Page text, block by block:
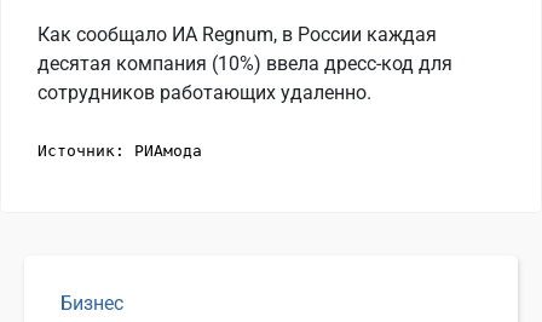
Как сообщало ИА Regnum, в России каждая
десятая компания (10%) ввела дресс-код для
сотрудников работающих удаленно.
Источник: РИАмода
Бизнес